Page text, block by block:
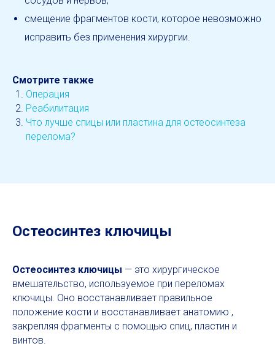
смещение фрагментов кости, которое невозможно
исправить без применения хирургии.
Смотрите также
Операция
Реабилитация
Что лучше спицы или пластина для остеосинтеза
перелома?
Остеосинтез ключицы
Остеосинтез ключицы — это хирургическое
вмешательство, используемое при переломах
ключицы. Оно восстанавливает правильное
положение кости и восстанавливает анатомию ,
закрепляя фрагменты с помощью спиц, пластин и
винтов.